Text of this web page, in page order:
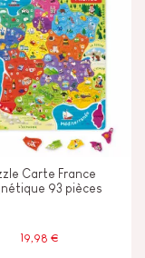
Carte France
93 pièces
19,98 €